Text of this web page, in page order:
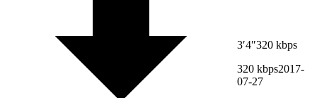
3′4″320 kbps
320 kbps2017-
07-27